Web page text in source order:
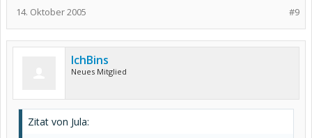
#9
14. Oktober 2005
IchBins
Neues Mitglied
Zitat von Jula: